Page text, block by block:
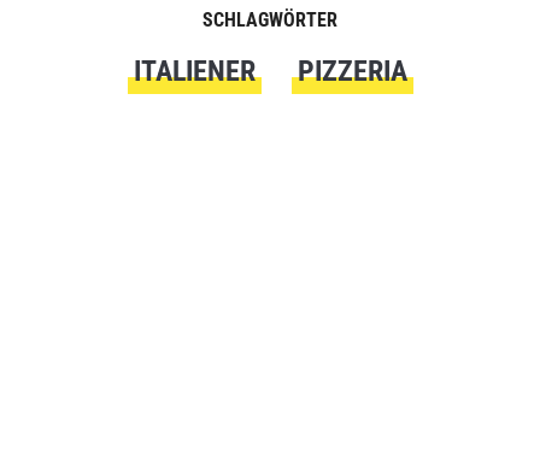
SCHLAGWÖRTER
ITALIENER PIZZERIA